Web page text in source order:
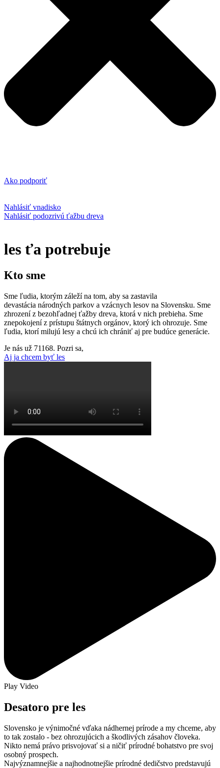
Ako podporiť
Nahlásiť vnadisko
Nahlásiť podozrivú ťažbu dreva
les ťa potrebuje
Kto sme
Sme ľudia, ktorým záleží na tom, aby sa zastavila
devastácia národných parkov a vzácnych lesov na Slovensku. Sme
zhrození z bezohľadnej ťažby dreva, ktorá v nich prebieha. Sme
znepokojení z prístupu štátnych orgánov, ktorý ich ohrozuje. Sme
ľudia, ktorí milujú lesy a chcú ich chrániť aj pre budúce generácie.
Je nás už 71168. Pozri sa,
Aj ja chcem byť les
Play Video
Desatoro pre les
Slovensko je výnimočné vďaka nádhernej prírode a my chceme, aby
to tak zostalo - bez ohrozujúcich a škodlivých zásahov človeka.
Nikto nemá právo prisvojovať si a ničiť prírodné bohatstvo pre svoj
osobný prospech.
Najvýznamnejšie a najhodnotnejšie prírodné dedičstvo predstavujú